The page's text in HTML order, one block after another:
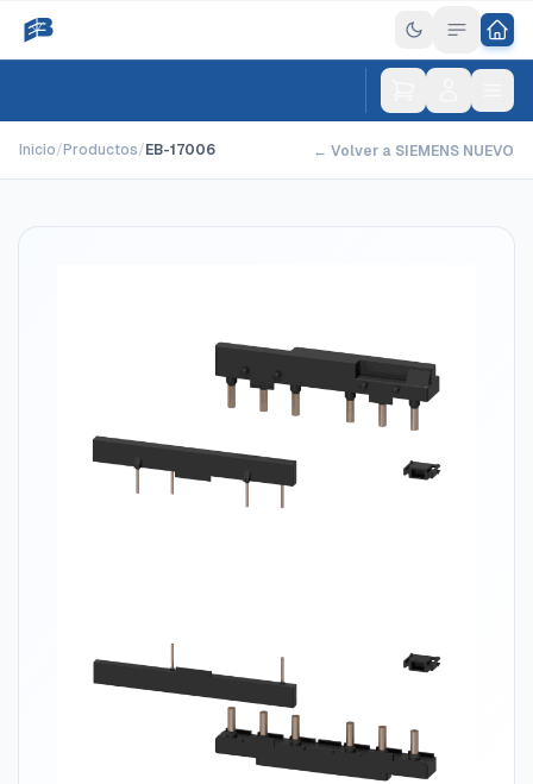
Inicio/Productos/EB-17006 ← Volver a SIEMENS NUEVO